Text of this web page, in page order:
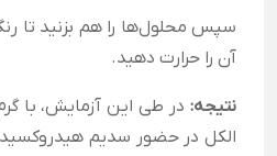
سپس محلول‌ها را هم بزنید تا
آن را حرارت دهید.
نتیجه: در طی این آزمایش، با
الکل در حضور سدیم